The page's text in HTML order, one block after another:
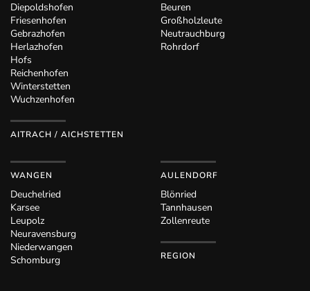
Diepoldshofen
Friesenhofen
Gebrazhofen
Herlazhofen
Hofs
Reichenhofen
Winterstetten
Wuchzenhofen
AITRACH / AICHSTETTEN
Beuren
Großholzleute
Neutrauchburg
Rohrdorf
WANGEN
Deuchelried
Karsee
Leupolz
Neuravensburg
Niederwangen
Schomburg
AULENDORF
Blönried
Tannhausen
Zollenreute
REGION